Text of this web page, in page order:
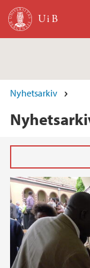
Hopp til hovedinnhold
Nyhetsarkiv